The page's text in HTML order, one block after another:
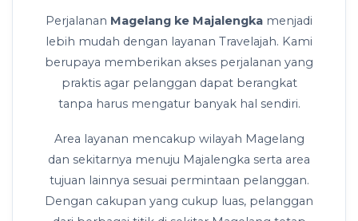
Perjalanan Magelang ke Majalengka menjadi
lebih mudah dengan layanan Travelajah. Kami
berupaya memberikan akses perjalanan yang
praktis agar pelanggan dapat berangkat
tanpa harus mengatur banyak hal sendiri.
Area layanan mencakup wilayah Magelang
dan sekitarnya menuju Majalengka serta area
tujuan lainnya sesuai permintaan pelanggan.
Dengan cakupan yang cukup luas, pelanggan